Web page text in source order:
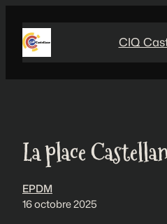
contenu
CIQ
La place
EPDM
16 octobre 2025